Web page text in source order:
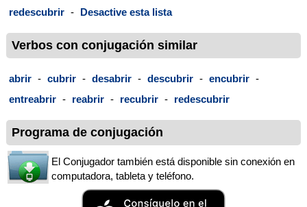
redescubrir - Desactive esta lista
Verbos con conjugación similar
abrir - cubrir - desabrir - descubrir - encubrir -
entreabrir - reabrir - recubrir - redescubrir
Programa de conjugación
El Conjugador también está disponible sin conexión en
computadora, tableta y teléfono.